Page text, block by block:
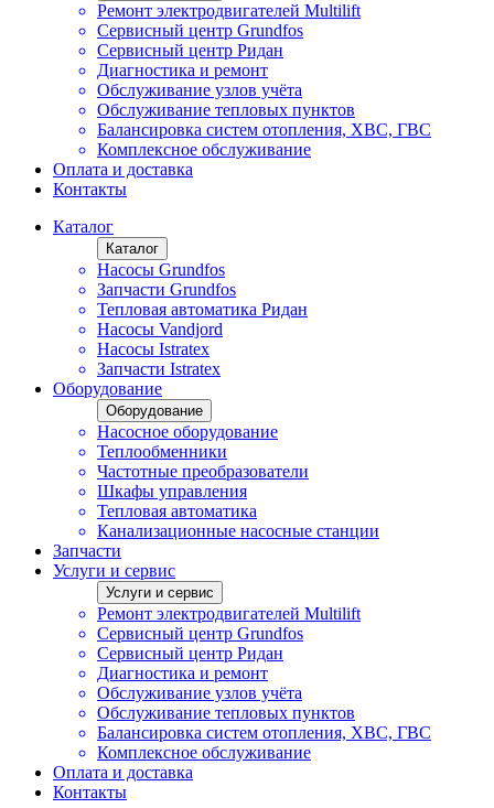
Ремонт электродвигателей Multilift
Сервисный центр Grundfos
Сервисный центр Ридан
Диагностика и ремонт
Обслуживание узлов учёта
Обслуживание тепловых пунктов
Балансировка систем отопления, ХВС, ГВС
Комплексное обслуживание
Оплата и доставка
Контакты
Каталог
Каталог
Насосы Grundfos
Запчасти Grundfos
Тепловая автоматика Ридан
Насосы Vandjord
Насосы Istratex
Запчасти Istratex
Оборудование
Оборудование
Насосное оборудование
Теплообменники
Частотные преобразователи
Шкафы управления
Тепловая автоматика
Канализационные насосные станции
Запчасти
Услуги и сервис
Услуги и сервис
Ремонт электродвигателей Multilift
Сервисный центр Grundfos
Сервисный центр Ридан
Диагностика и ремонт
Обслуживание узлов учёта
Обслуживание тепловых пунктов
Балансировка систем отопления, ХВС, ГВС
Комплексное обслуживание
Оплата и доставка
Контакты